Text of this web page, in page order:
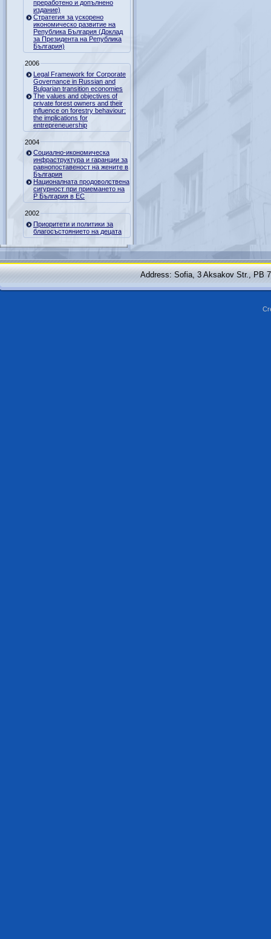
преработено и допълнено
издание)
Стратегия за ускорено
икономическо развитие на
Република България (Доклад
за Президента на Република
България)
2006
Legal Framework for Corporate
Governance in Russian and
Bulgarian transition economies
The values and objectives of
private forest owners and their
influence on forestry behaviour:
the implications for
entrepreneuership
2004
Социално-икономическа
инфраструктура и гаранции за
равнопоставеност на жените в
България
Националната продоволствена
сигурност при приемането на
Р България в ЕС
2002
Приоритети и политики за
благосъстоянието на децата
Address: Sofia, 3 Aksakov Str., PB